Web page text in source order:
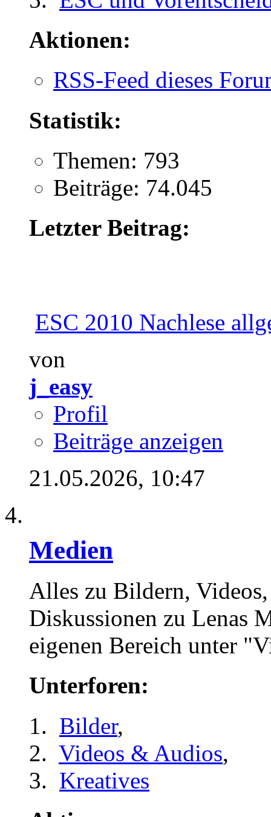
Aktionen:
RSS-Feed dieses
Statistik:
Themen: 793
Beiträge: 74.045
Letzter Beitrag:
ESC 2010 Nachlese
von
j_easy
Profil
Beiträge anzeigen
21.05.2026, 10:47
Medien
Alles zu Bildern,
Diskussionen zu Lenas
eigenen Bereich unter
Unterforen:
Bilder,
Videos & Audios,
Kreatives